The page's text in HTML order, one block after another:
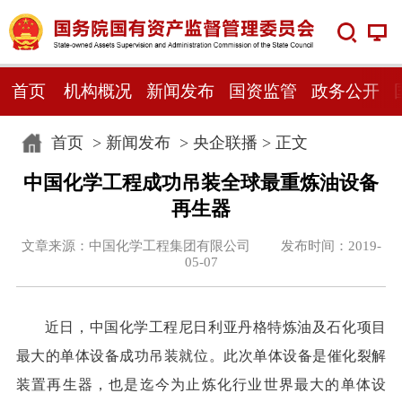
首页 机构概况 新闻发布 国资监管 政务公开
首页> 新闻发布> 央企联播 > 正文
中国化学工程成功吊装全球最重炼油设备
再生器
文章来源：中国化学工程集团有限公司 发布时间：2019-
05-07
近日，中国化学工程尼日利亚丹格特炼油及石化项目
最大的单体设备成功吊装就位。此次单体设备是催化裂解
装置再生器，也是迄今为止炼化行业世界最大的单体设